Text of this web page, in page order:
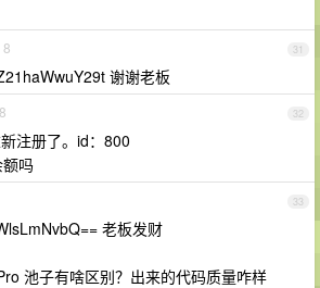
31
谢谢老板
32
注册了。id：800
吗
33
老板发财
池子有啥区别？出来的代码质量咋样